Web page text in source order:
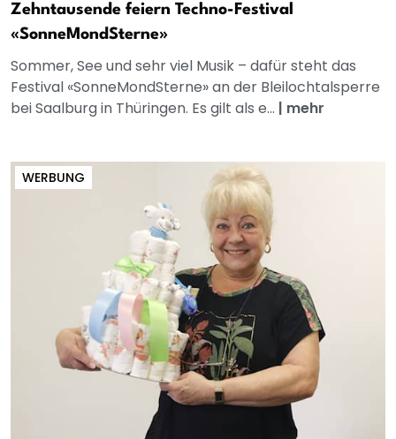
Zehntausende feiern Techno-Festival
«SonneMondSterne»
Sommer, See und sehr viel Musik – dafür steht das
Festival «SonneMondSterne» an der Bleilochtalsperre
bei Saalburg in Thüringen. Es gilt als e... | mehr
WERBUNG